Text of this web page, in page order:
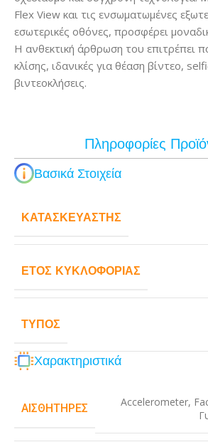
Flex View και τις ενσωματωμένες
εσωτερικές οθόνες, προσφέρει
Η ανθεκτική άρθρωση του επιτρέπει
κλίσης, ιδανικές για θέαση βίντεο,
βιντεοκλήσεις.
Πληροφορίες
Βασικά Στοιχεία
ΚΑΤΑΣΚΕΥΑΣΤΉΣ
ΈΤΟΣ ΚΥΚΛΟΦΟΡΊΑΣ
ΤΎΠΟΣ
Χαρακτηριστικά
ΑΙΣΘΗΤΉΡΕΣ Accelerometer,